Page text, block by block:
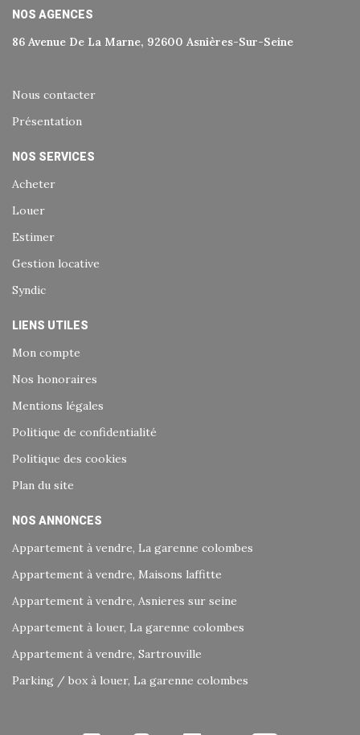
NOS AGENCES
86 Avenue De La Marne, 92600 Asnières-Sur-Seine
Nous contacter
Présentation
NOS SERVICES
Acheter
Louer
Estimer
Gestion locative
Syndic
LIENS UTILES
Mon compte
Nos honoraires
Mentions légales
Politique de confidentialité
Politique des cookies
Plan du site
NOS ANNONCES
Appartement à vendre, La garenne colombes
Appartement à vendre, Maisons laffitte
Appartement à vendre, Asnieres sur seine
Appartement à louer, La garenne colombes
Appartement à vendre, Sartrouville
Parking / box à louer, La garenne colombes